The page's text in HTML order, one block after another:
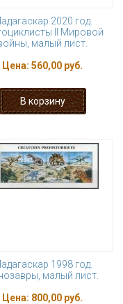
2020 год.
II Мировой
малый лист.
Цена: 560,00 руб.
1998 год.
малый лист.
Цена: 800,00 руб.